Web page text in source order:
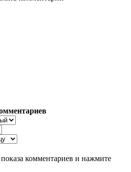
комментариев и нажмите